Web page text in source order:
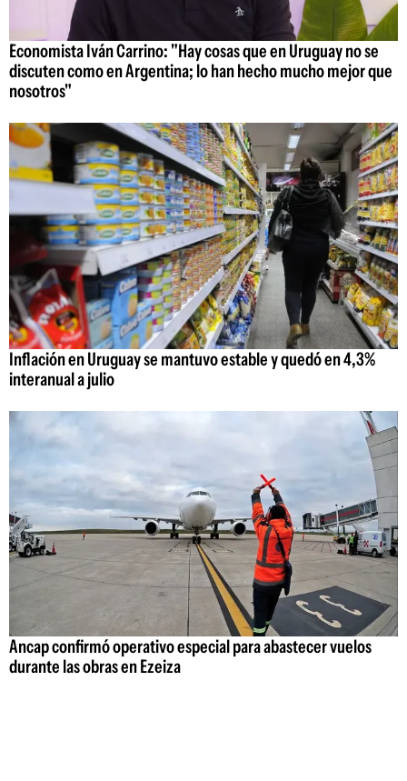
Economista Iván Carrino: "Hay cosas que en Uruguay no se
discuten como en Argentina; lo han hecho mucho mejor que
nosotros"
Inflación en Uruguay se mantuvo estable y quedó en 4,3%
interanual a julio
Ancap confirmó operativo especial para abastecer vuelos
durante las obras en Ezeiza